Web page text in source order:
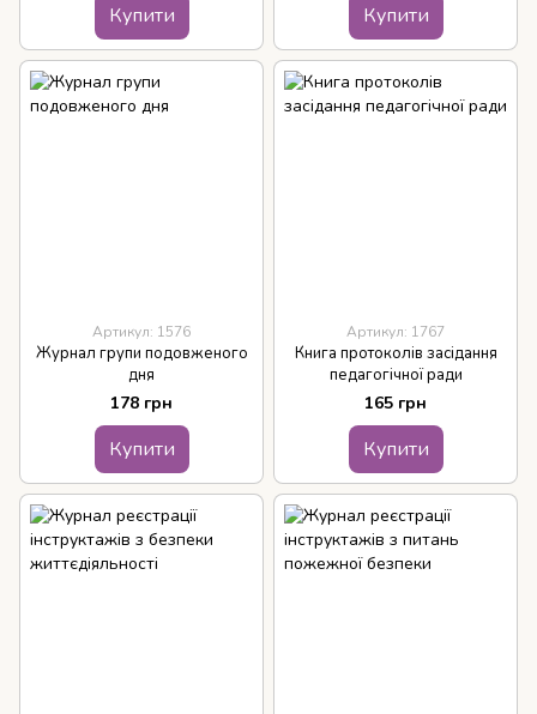
Купити Купити
Артикул: 1576
Журнал групи подовженого
дня
178 грн
Купити
Артикул: 1767
Книга протоколів засідання
педагогічної ради
165 грн
Купити